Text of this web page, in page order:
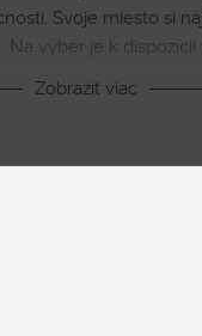
Svoje miesto si
výber je k dispozícii
Zobraziť viac